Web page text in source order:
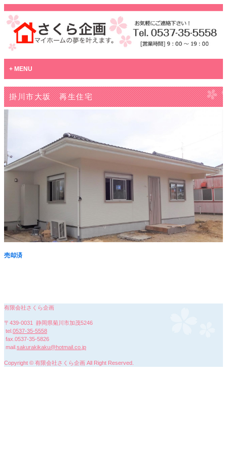
MENU
掛川市大坂 再生住宅
売却済
有限会社さくら企画
〒439-0031 静岡県菊川市加茂5246
tel. 0537-35-5558
fax.0537-35-5826
mail. sakurakikaku@hotmail.co.jp
Copyright © 有限会社さくら企画 All Right Reserved.